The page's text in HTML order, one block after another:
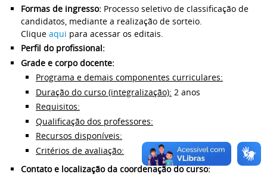
Formas de ingresso: Processo seletivo de classificação de
candidatos, mediante a realização de sorteio.
Clique aqui para acessar os editais.
Perfil do profissional:
Grade e corpo docente:
Programa e demais componentes curriculares:
Duração do curso (integralização): 2 anos
Requisitos:
Qualificação dos professores:
Recursos disponíveis:
Critérios de avaliação:
Contato e localização da coordenação do curso: